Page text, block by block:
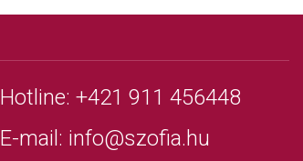
Hotline: +421 911 456448
E-mail: info@szofia.hu